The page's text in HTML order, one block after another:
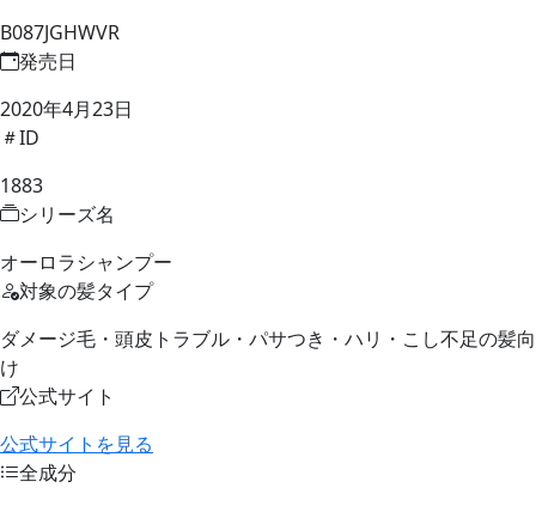
B087JGHWVR
発売日
2020年4月23日
ID
1883
シリーズ名
オーロラシャンプー
対象の髪タイプ
ダメージ毛・頭皮トラブル・パサつき・ハリ・こし不足の髪向
け
公式サイト
公式サイトを見る
全成分